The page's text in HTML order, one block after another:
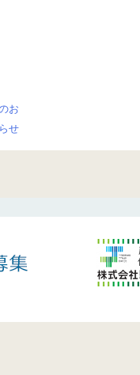
お
せ